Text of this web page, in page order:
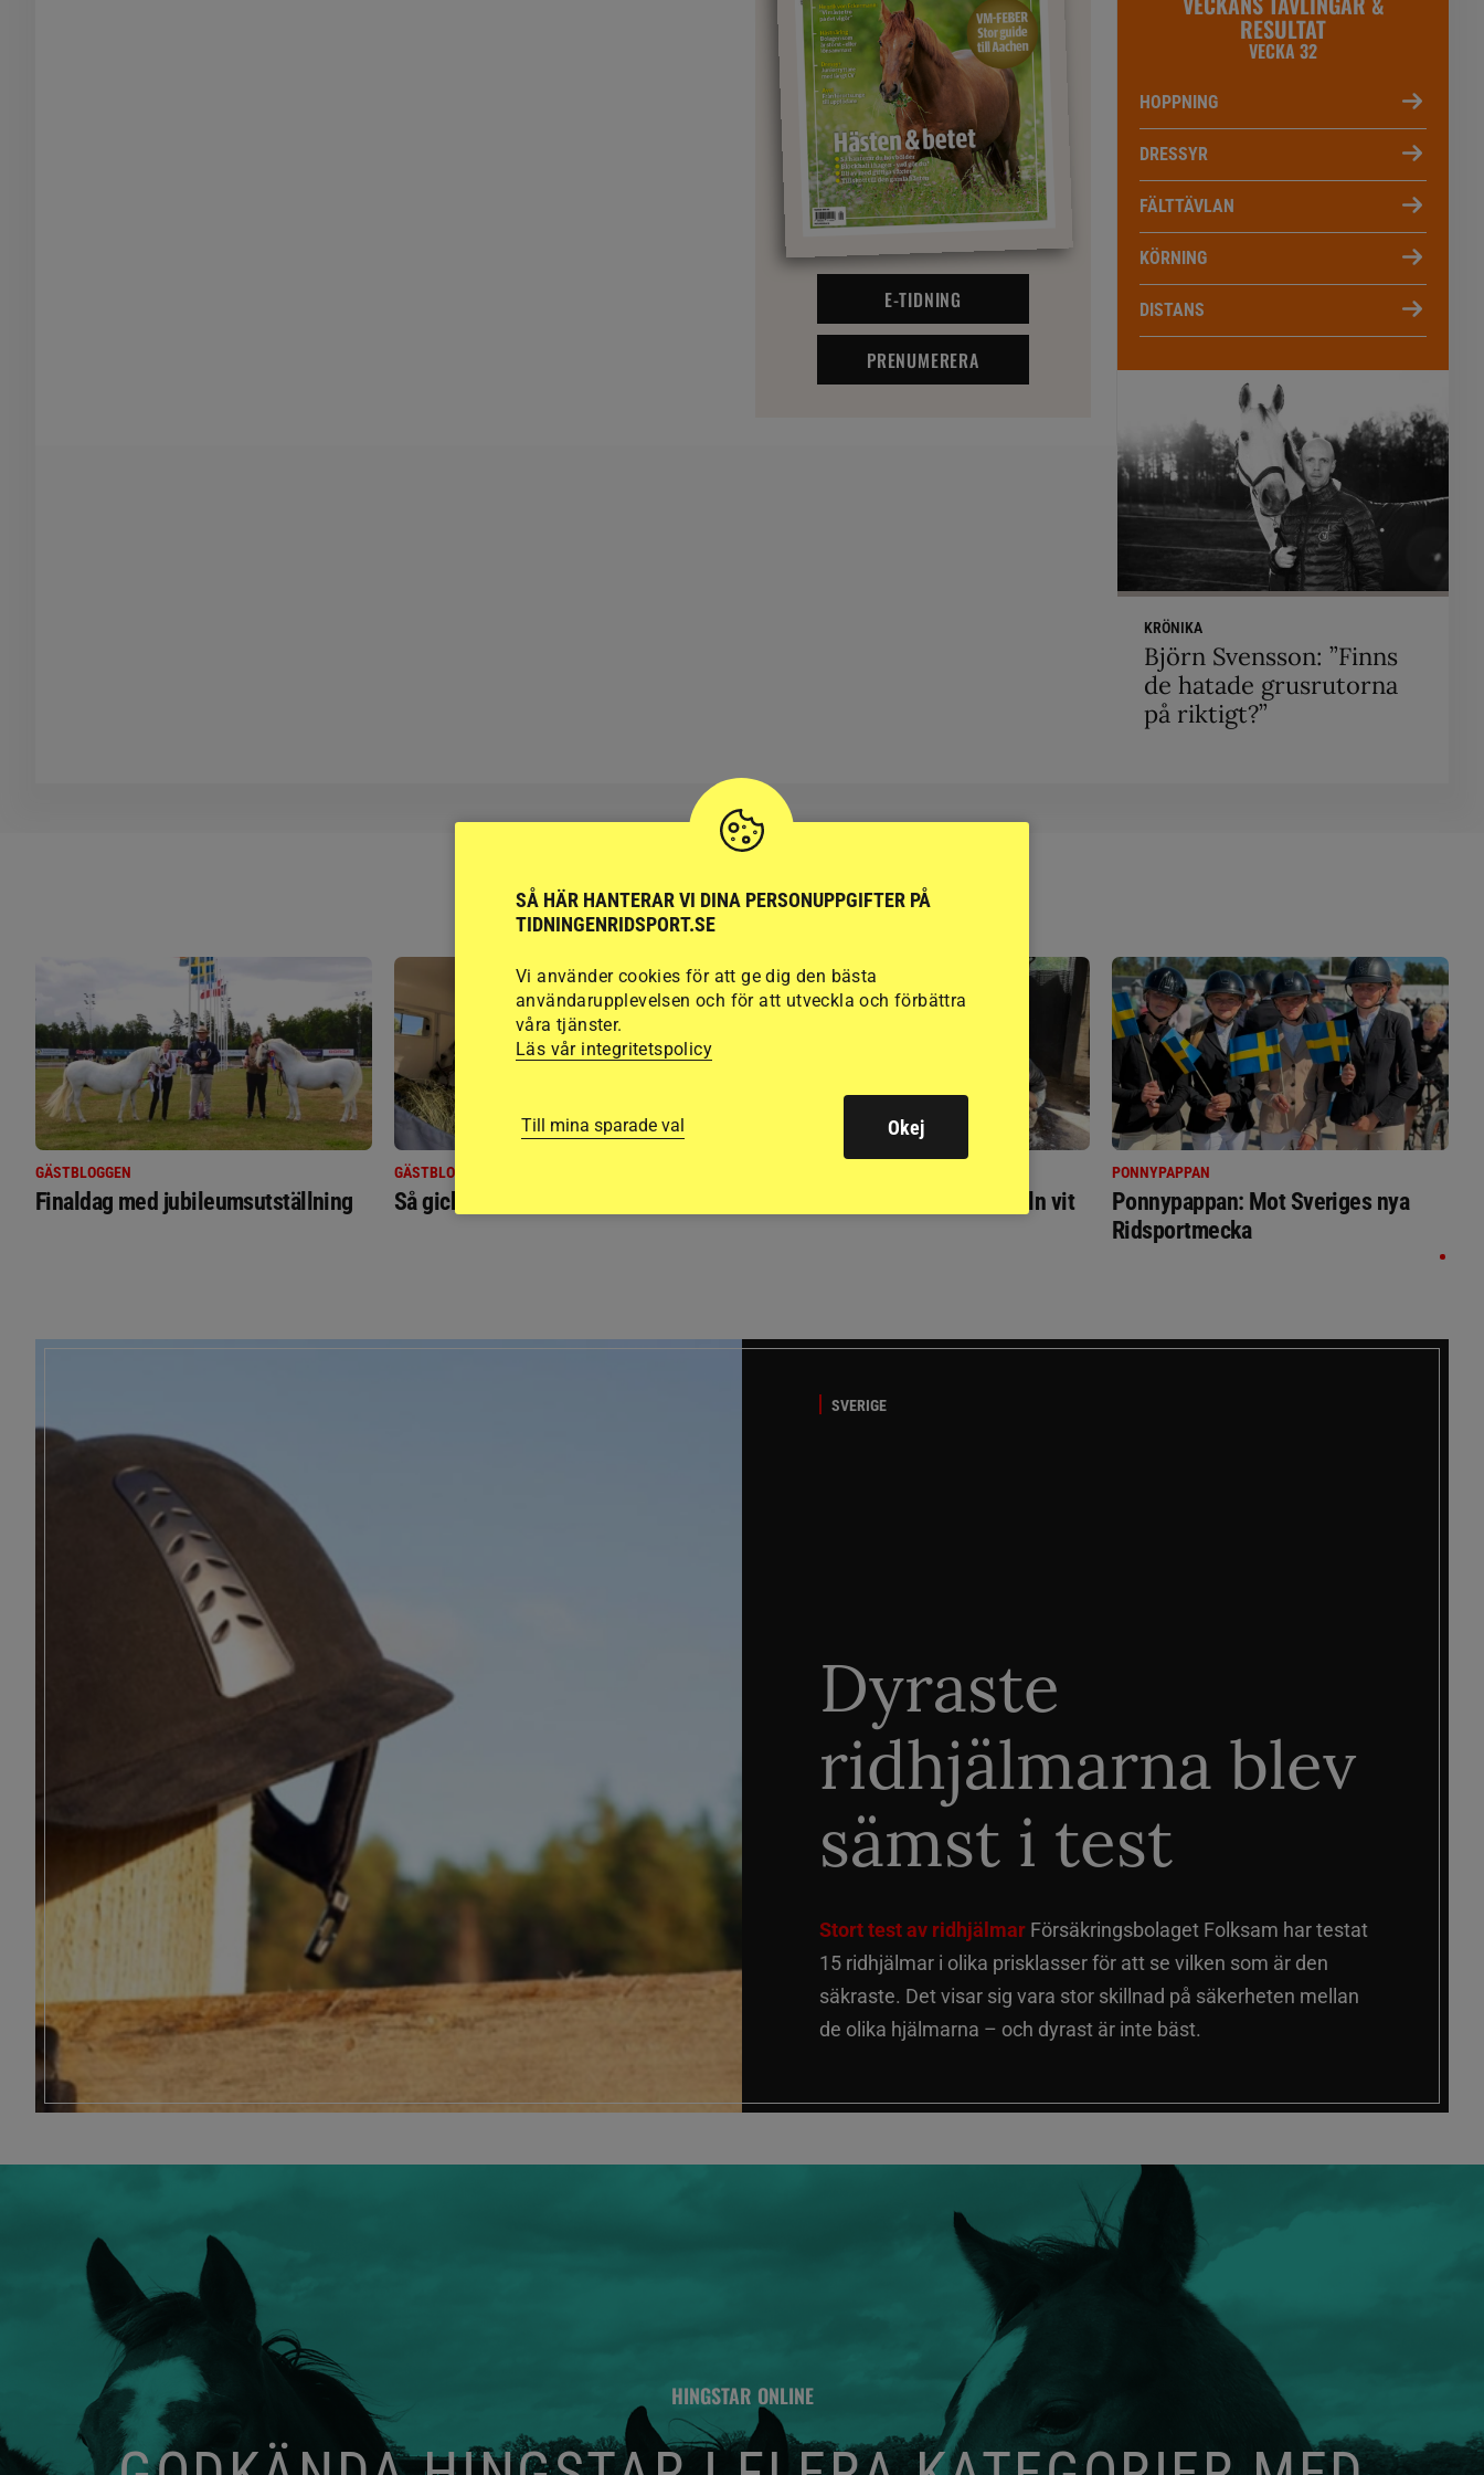
E-TIDNING
PRENUMERERA
RESULTAT
VECKA 32
HOPPNING
DRESSYR
FÄLTTÄVLAN
KÖRNING
DISTANS
KRÖNIKA
Björn Svensson: ”Finns
de hatade grusrutorna
på riktigt?”
RIDSPORT
BLOGGAR
GÄSTBLOGGEN
Finaldag med jubileumsutställning
GÄSTBLOGGEN
Så gick det på helgens utställning Bästa tipsen för att få skimmeln vit
PONNYPAPPAN
Ponnypappan: Mot Sveriges nya
Ridsportmecka
SVERIGE
Dyraste
ridhjälmarna blev
sämst i test
Stort test av ridhjälmar Försäkringsbolaget Folksam har testat
15 ridhjälmar i olika prisklasser för att se vilken som är den
säkraste. Det visar sig vara stor skillnad på säkerheten mellan
de olika hjälmarna – och dyrast är inte bäst.
HINGSTAR ONLINE
SÅ HÄR HANTERAR VI DINA PERSONUPPGIFTER PÅ
TIDNINGENRIDSPORT.SE
Vi använder cookies för att ge dig den bästa
användarupplevelsen och för att utveckla och förbättra
våra tjänster.
Läs vår integritetspolicy
Till mina sparade val Okej